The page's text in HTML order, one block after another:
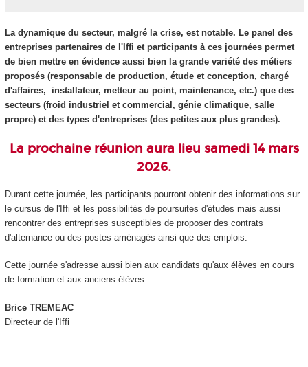
La dynamique du secteur, malgré la crise, est notable. Le panel des
entreprises partenaires de l'Iffi et participants à ces journées permet
de bien mettre en évidence aussi bien la grande variété des métiers
proposés (responsable de production, étude et conception, chargé
d'affaires, installateur, metteur au point, maintenance, etc.) que des
secteurs (froid industriel et commercial, génie climatique, salle
propre) et des types d'entreprises (des petites aux plus grandes).
La prochaine réunion aura lieu samedi 14 mars
2026.
Durant cette journée, les participants pourront obtenir des informations sur
le cursus de l'Iffi et les possibilités de poursuites d'études mais aussi
rencontrer des entreprises susceptibles de proposer des contrats
d'alternance ou des postes aménagés ainsi que des emplois.
Cette journée s'adresse aussi bien aux candidats qu'aux élèves en cours
de formation et aux anciens élèves.
Brice TREMEAC
Directeur de l'Iffi